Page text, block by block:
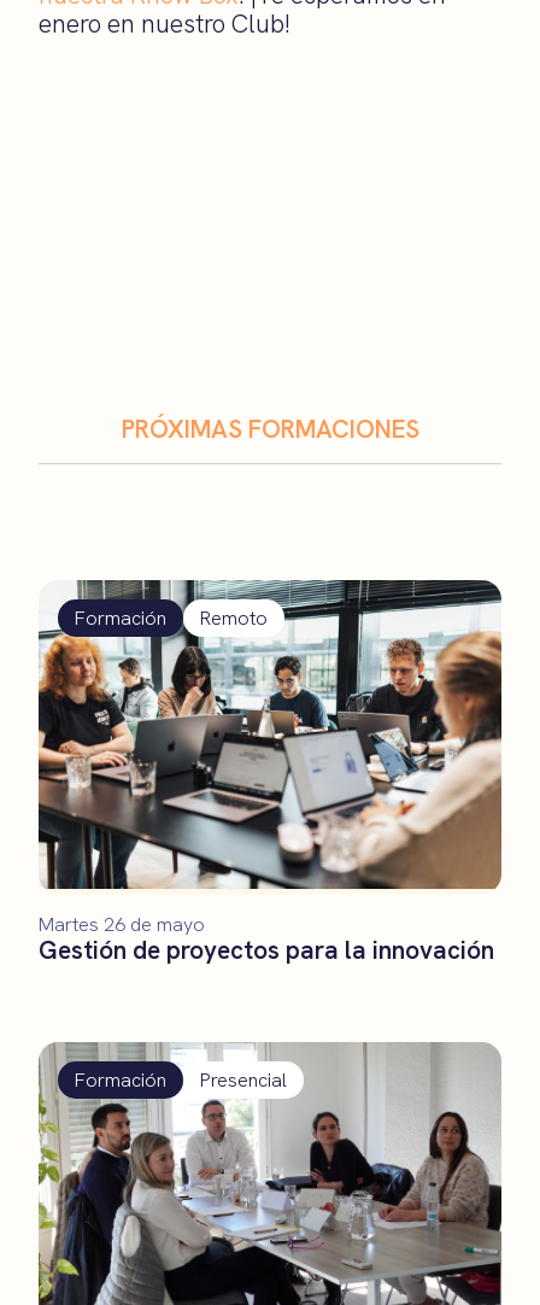
enero en nuestro Club!
PRÓXIMAS FORMACIONES
Formación Remoto
Gestión de proyectos para la innovación
Martes 26 de mayo
Formación Presencial